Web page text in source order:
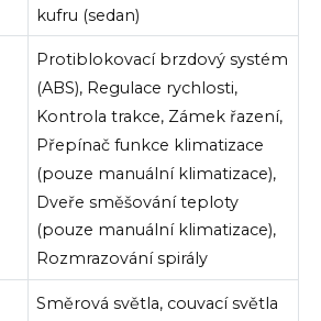
kufru (sedan)
Protiblokovací brzdový systém
(ABS), Regulace rychlosti,
Kontrola trakce, Zámek řazení,
Přepínač funkce klimatizace
(pouze manuální klimatizace),
Dveře směšování teploty
(pouze manuální klimatizace),
Rozmrazování spirály
Směrová světla, couvací světla